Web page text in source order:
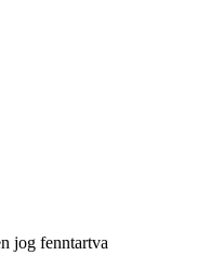
jog fenntartva